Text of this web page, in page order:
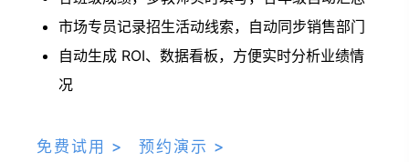
市场专员记录招生活动线索，自动同步销售部门
自动生成 ROI、数据看板，方便实时分析业绩情
况
免费试用 > 预约演示 >